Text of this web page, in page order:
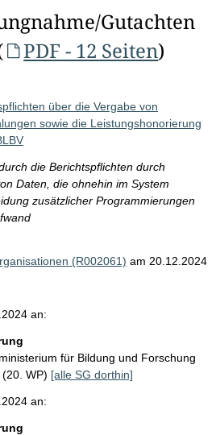
Gutachten
PDF - 12 Seiten)
über die Vergabe von
sowie die Leistungshonorierung
die Berichtspflichten durch
Daten, die ohnehin im System
zusätzlicher Programmierungen
(R002061) am 20.12.2024
an:
für Bildung und Forschung
WP) [alle SG dorthin]
an: